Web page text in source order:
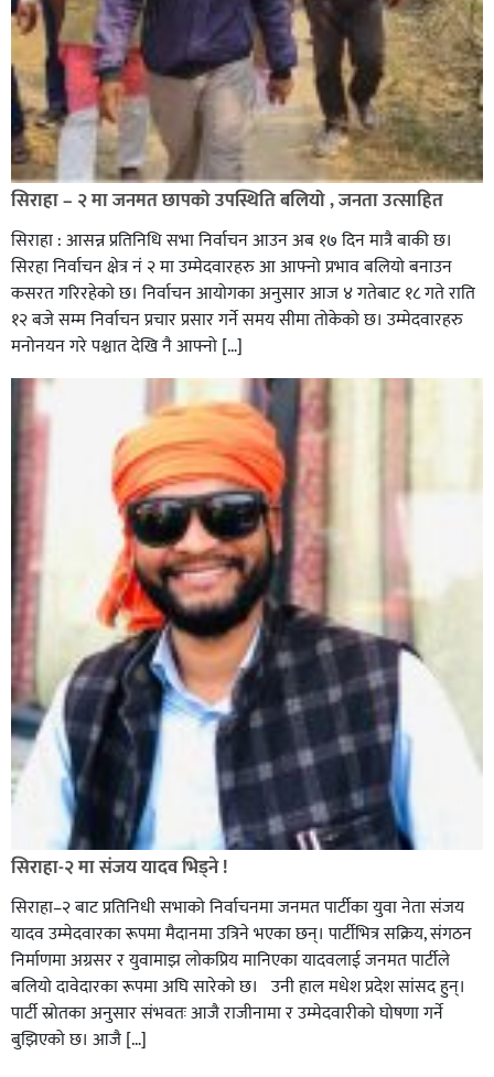
सिराहा – २ मा जनमत छापको उपस्थिति बलियो , जनता उत्साहित
सिराहा : आसन्न प्रतिनिधि सभा निर्वाचन आउन अब १७ दिन मात्रै बाकी छ।
सिरहा निर्वाचन क्षेत्र नं २ मा उम्मेदवारहरु आ आफ्नो प्रभाव बलियो बनाउन
कसरत गरिरहेको छ। निर्वाचन आयोगका अनुसार आज ४ गतेबाट १८ गते राति
१२ बजे सम्म निर्वाचन प्रचार प्रसार गर्ने समय सीमा तोकेको छ। उम्मेदवारहरु
मनोनयन गरे पश्चात देखि नै आफ्नो […]
सिराहा-२ मा संजय यादव भिड्ने !
सिराहा–२ बाट प्रतिनिधी सभाको निर्वाचनमा जनमत पार्टीका युवा नेता संजय
यादव उम्मेदवारका रूपमा मैदानमा उत्रिने भएका छन्। पार्टीभित्र सक्रिय, संगठन
निर्माणमा अग्रसर र युवामाझ लोकप्रिय मानिएका यादवलाई जनमत पार्टीले
बलियो दावेदारका रूपमा अघि सारेको छ। उनी हाल मधेश प्रदेश सांसद हुन्।
पार्टी स्रोतका अनुसार संभवतः आजै राजीनामा र उम्मेदवारीको घोषणा गर्ने
बुझिएको छ। आजै […]